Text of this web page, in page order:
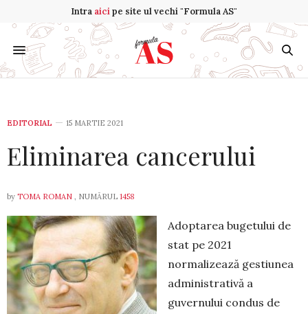
Intra aicipe site ul vechi "Formula AS"
EDITORIAL 15 MARTIE 2021
Eliminarea cancerului
by TOMA ROMAN , NUMĂRUL 1458
Adoptarea bugetului de
stat pe 2021
normalizează gestiunea
administrativă a
guvernului condus de